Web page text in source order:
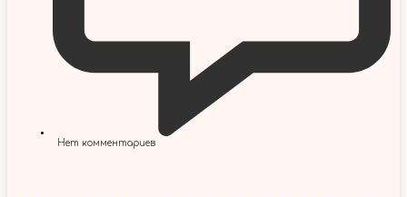
Нет комментариев